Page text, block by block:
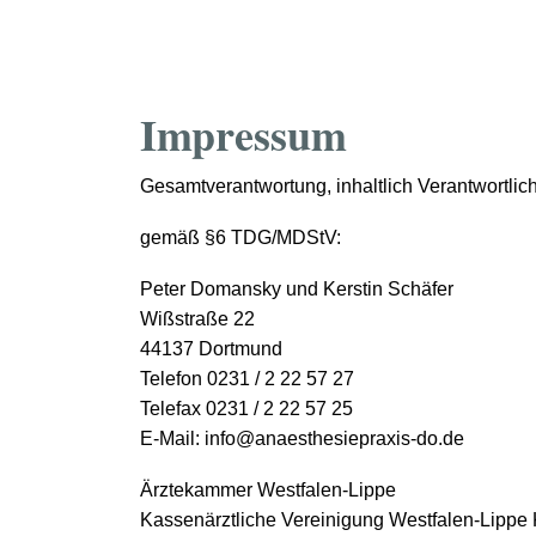
Impressum
Gesamtverantwortung, inhaltlich
gemäß §6 TDG/MDStV:
Peter Domansky und Kerstin Schäfer
Wißstraße 22
44137 Dortmund
Telefon 0231 / 2 22 57 27
Telefax 0231 / 2 22 57 25
E-Mail: info@anaesthesiepraxis-do.de
Ärztekammer Westfalen-Lippe
Kassenärztliche Vereinigung Westfalen-Lippe